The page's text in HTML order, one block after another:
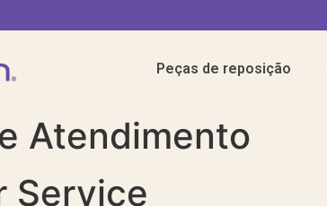
Peças de reposição
Atendimento
Service